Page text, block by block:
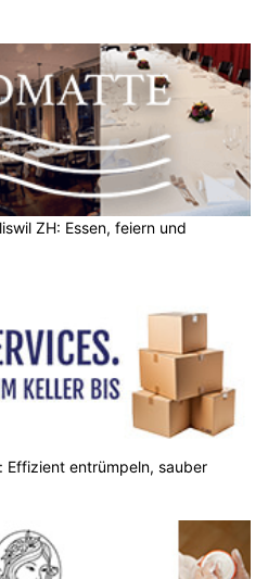
ZH: Essen, feiern und
Effizient entrümpeln, sauber